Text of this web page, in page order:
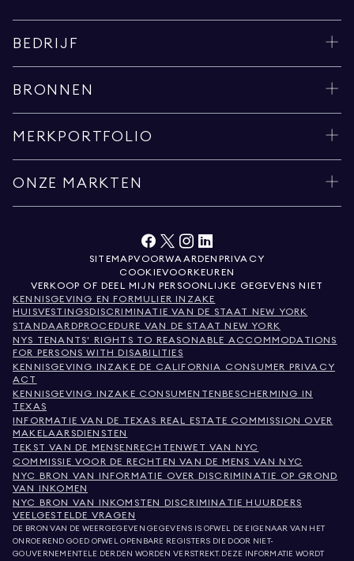
BEDRIJF
BRONNEN
MERKPORTFOLIO
ONZE MARKTEN
SITEMAPVOORWAARDEN PRIVACY
COOKIEVOORKEUREN
VERKOOP OF DEEL MIJN PERSOONLIJKE GEGEVENS NIET
KENNISGEVING EN FORMULIER INZAKE
HUISVESTINGSDISCRIMINATIE VAN DE STAAT NEW YORK
STANDAARDPROCEDURE VAN DE STAAT NEW YORK
NYS TENANTS' RIGHTS TO REASONABLE ACCOMMODATIONS
FOR PERSONS WITH DISABILITIES
KENNISGEVING INZAKE DE CALIFORNIA CONSUMER PRIVACY
ACT
KENNISGEVING INZAKE CONSUMENTENBESCHERMING IN
TEXAS
INFORMATIE VAN DE TEXAS REAL ESTATE COMMISSION OVER
MAKELAARSDIENSTEN
TEKST VAN DE MENSENRECHTENWET VAN NYC
COMMISSIE VOOR DE RECHTEN VAN DE MENS VAN NYC
NYC BRON VAN INFORMATIE OVER DISCRIMINATIE OP GROND
VAN INKOMEN
NYC BRON VAN INKOMSTEN DISCRIMINATIE HUURDERS
VEELGESTELDE VRAGEN
DE BRON VAN DE WEERGEGEVEN GEGEVENS IS OFWEL DE EIGENAAR VAN HET
ONROEREND GOED OFWEL OPENBARE REGISTERS DIE DOOR NIET-
GOUVERNEMENTELE DERDEN WORDEN VERSTREKT. DEZE INFORMATIE WORDT